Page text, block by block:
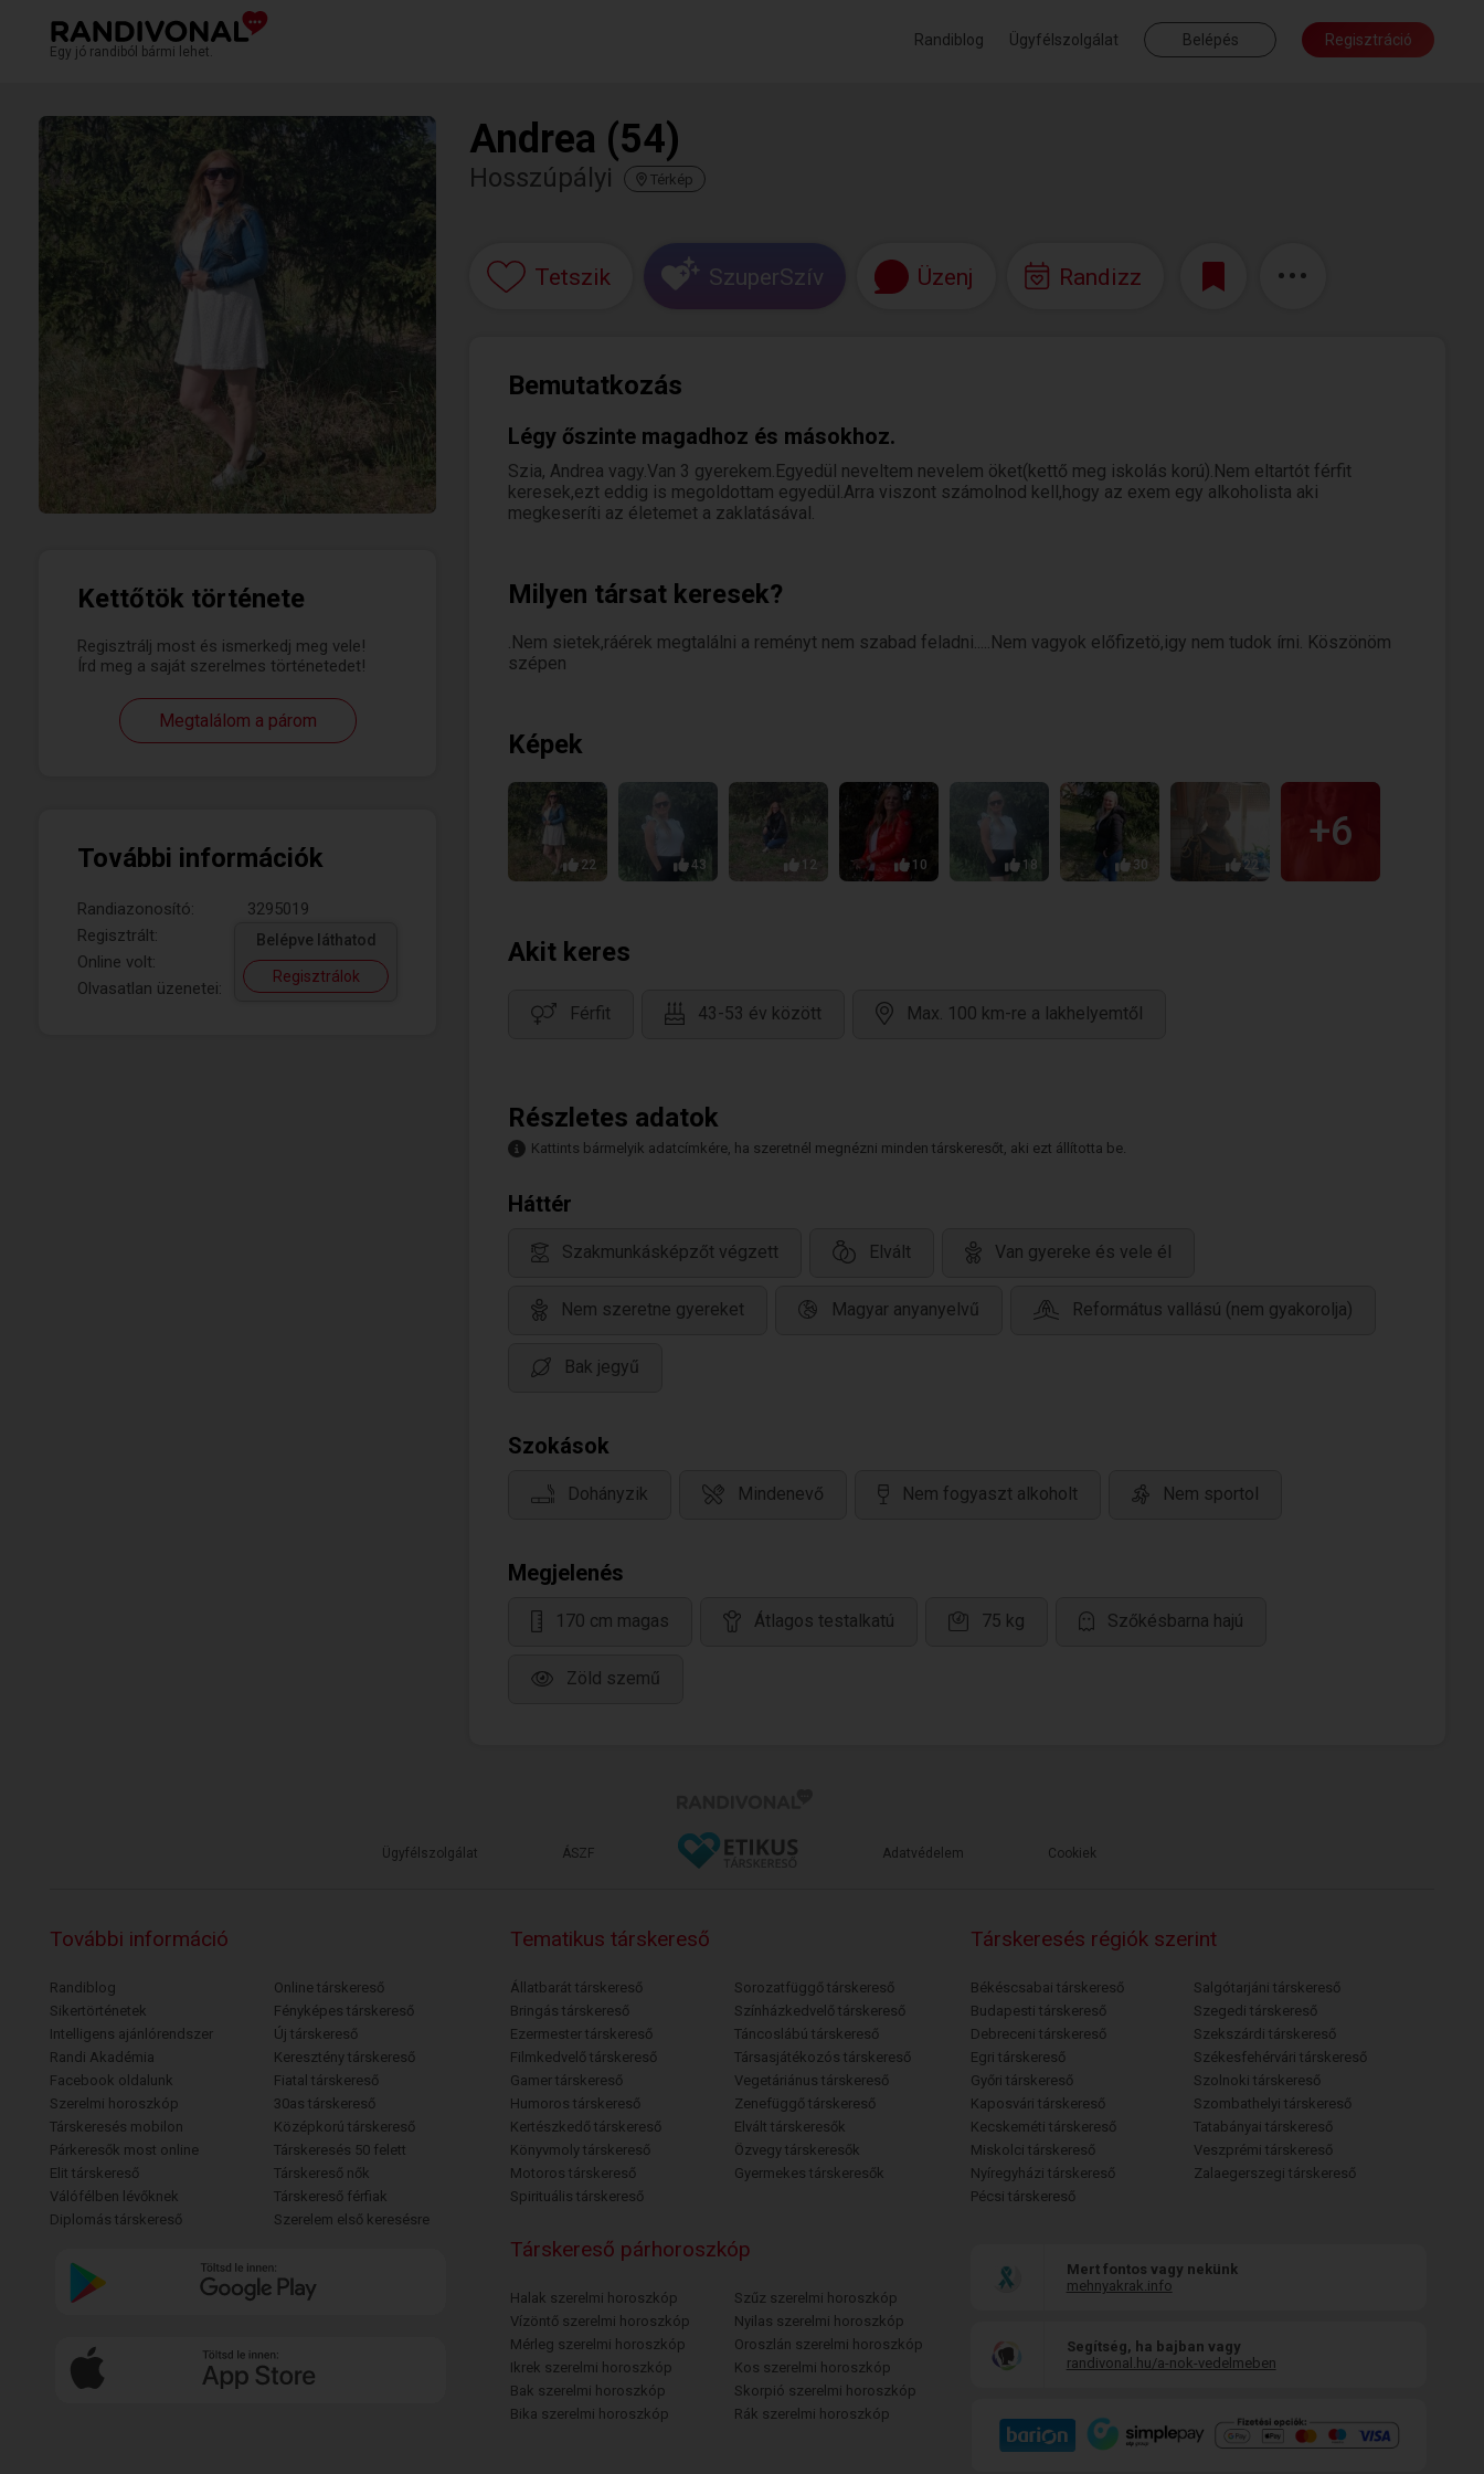
Egy jó randiból bármi lehet.
Randiblog Ügyfélszolgálat Belépés Regisztráció
Kettőtök története
Regisztrálj most és ismerkedj meg vele!
Írd meg a saját szerelmes történetedet!
Megtalálom a párom
További információk
Randiazonosító:
3295019
Regisztrált:
Online volt:
Olvasatlan üzenetei:
Belépve láthatod
Regisztrálok
Andrea (54)
Hosszúpályi Térkép
Tetszik SzuperSzív Üzenj Randizz
Bemutatkozás
Légy őszinte magadhoz és másokhoz.
Szia, Andrea vagy.Van 3 gyerekem.Egyedül neveltem nevelem öket(kettő meg iskolás korú).Nem eltartót férfit
keresek,ezt eddig is megoldottam egyedül.Arra viszont számolnod kell,hogy az exem egy alkoholista aki
megkeseríti az életemet a zaklatásával.
Milyen társat keresek?
.Nem sietek,ráérek megtalálni a reményt nem szabad feladni.....Nem vagyok előfizetö,igy nem tudok írni. Köszönöm
szépen
Képek
22 43 12 10 18 30 22
+6
Akit keres
Férfit 43-53 év között Max. 100 km-re a lakhelyemtől
Részletes adatok
Kattints bármelyik adatcímkére, ha szeretnél megnézni minden társkeresőt, aki ezt állította be.
Háttér
Szakmunkásképzőt végzett Elvált Van gyereke és vele él
Nem szeretne gyereket Magyar anyanyelvű Református vallású (nem gyakorolja)
Bak jegyű
Szokások
Dohányzik Mindenevő Nem fogyaszt alkoholt Nem sportol
Megjelenés
170 cm magas Átlagos testalkatú 75 kg Szőkésbarna hajú
Zöld szemű
Ügyfélszolgálat ÁSZF Adatvédelem Cookiek
További információ
Randiblog
Sikertörténetek
Intelligens ajánlórendszer
Randi Akadémia
Facebook oldalunk
Szerelmi horoszkóp
Társkeresés mobilon
Párkeresők most online
Elit társkereső
Válófélben lévőknek
Diplomás társkereső
Online társkereső
Fényképes társkereső
Új társkereső
Keresztény társkereső
Fiatal társkereső
30as társkereső
Középkorú társkereső
Társkeresés 50 felett
Társkereső nők
Társkereső férfiak
Szerelem első keresésre
Tematikus társkereső
Állatbarát társkereső
Bringás társkereső
Ezermester társkereső
Filmkedvelő társkereső
Gamer társkereső
Humoros társkereső
Kertészkedő társkereső
Könyvmoly társkereső
Motoros társkereső
Spirituális társkereső
Sorozatfüggő társkereső
Színházkedvelő társkereső
Táncoslábú társkereső
Társasjátékozós társkereső
Vegetáriánus társkereső
Zenefüggő társkereső
Elvált társkeresők
Özvegy társkeresők
Gyermekes társkeresők
Társkeresés régiók szerint
Békéscsabai társkereső
Budapesti társkereső
Debreceni társkereső
Egri társkereső
Győri társkereső
Kaposvári társkereső
Kecskeméti társkereső
Miskolci társkereső
Nyíregyházi társkereső
Pécsi társkereső
Salgótarjáni társkereső
Szegedi társkereső
Szekszárdi társkereső
Székesfehérvári társkereső
Szolnoki társkereső
Szombathelyi társkereső
Tatabányai társkereső
Veszprémi társkereső
Zalaegerszegi társkereső
Társkereső párhoroszkóp
Halak szerelmi horoszkóp
Vízöntő szerelmi horoszkóp
Mérleg szerelmi horoszkóp
Ikrek szerelmi horoszkóp
Bak szerelmi horoszkóp
Bika szerelmi horoszkóp
Szűz szerelmi horoszkóp
Nyilas szerelmi horoszkóp
Oroszlán szerelmi horoszkóp
Kos szerelmi horoszkóp
Skorpió szerelmi horoszkóp
Rák szerelmi horoszkóp
Mert fontos vagy nekünk
mehnyakrak.info
Segítség, ha bajban vagy
randivonal.hu/a-nok-vedelmeben